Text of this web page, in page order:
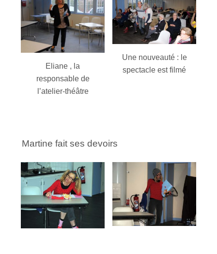
Eliane , la
responsable de
l’atelier-théâtre
Une nouveauté : le
spectacle est filmé
Martine fait ses devoirs